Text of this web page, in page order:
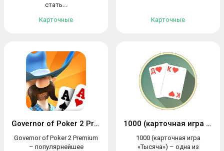
стать...
Карточные
Карточные
Governor of Poker 2 Premium
Governor of Poker 2 Premium
– популярнейшее
1000 (карточная игра «Тысяча»)
1000 (карточная игра
«Тысяча») – одна из